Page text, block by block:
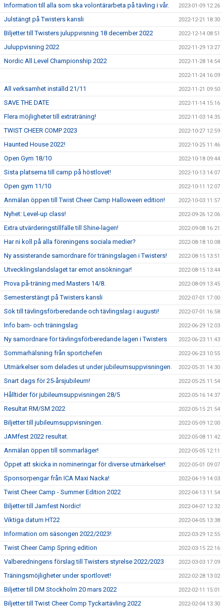
Information till alla som ska volontärarbeta på tävling i vår. 2023-01-09 12:26
Julstängt på Twisters kansli 2022-12-21 18:30
Biljetter till Twisters juluppvisning 18 december 2022 2022-12-14 08:51
Juluppvisning 2022 2022-11-29 13:27
Nordic All Level Championship 2022 2022-11-28 14:54
2022-11-24 16:09
All verksamhet inställd 21/11 2022-11-21 09:50
SAVE THE DATE 2022-11-14 15:16
Flera möjligheter till extraträning! 2022-11-03 14:35
TWIST CHEER COMP 2023 2022-10-27 12:59
Haunted House 2022! 2022-10-25 11:46
Open Gym 18/10 2022-10-18 09:44
Sista platserna till camp på höstlovet! 2022-10-13 14:07
Open gym 11/10 2022-10-11 12:07
Anmälan öppen till Twist Cheer Camp Halloween edition! 2022-10-03 11:57
Nyhet: Level-up class! 2022-09-26 12:06
Extra utvärderingstillfälle till Shine-lagen! 2022-09-08 16:21
Har ni koll på alla föreningens sociala medier? 2022-08-18 10:08
Ny assisterande samordnare för träningslagen i Twisters! 2022-08-15 13:51
Utvecklingslandslaget tar emot ansökningar! 2022-08-15 13:44
Prova på-träning med Masters 14/8. 2022-08-09 13:45
Semesterstängt på Twisters kansli 2022-07-01 17:00
Sök till tävlingsförberedande och tävlingslag i augusti! 2022-07-01 16:58
Info barn- och träningslag 2022-06-29 12:03
Ny samordnare för tävlingsförberedande lagen i Twisters 2022-06-23 11:43
Sommarhälsning från sportchefen 2022-06-23 10:55
Utmärkelser som delades ut under jubileumsuppvisningen. 2022-05-31 14:30
Snart dags för 25-årsjubileum! 2022-05-25 11:54
Hålltider för jubileumsuppvisningen 28/5 2022-05-16 14:37
Resultat RM/SM 2022 2022-05-15 21:54
Biljetter till jubileumsuppvisningen. 2022-05-09 12:00
JAMfest 2022 resultat. 2022-05-08 11:42
Anmälan öppen till sommarläger! 2022-05-05 12:11
Öppet att skicka in nomineringar för diverse utmärkelser! 2022-05-01 09:07
Sponsorpengar från ICA Maxi Nacka! 2022-04-19 14:03
Twist Cheer Camp - Summer Edition 2022 2022-04-13 11:54
Biljetter till Jamfest Nordic! 2022-04-07 12:32
Viktiga datum HT22 2022-04-05 13:38
Information om säsongen 2022/2023! 2022-03-29 12:55
Twist Cheer Camp Spring edition 2022-03-15 22:16
Valberedningens förslag till Twisters styrelse 2022/2023 2022-03-03 17:09
Träningsmöjligheter under sportlovet! 2022-02-28 13:02
Biljetter till DM Stockholm 20 mars 2022 2022-02-11 15:01
Biljetter till Twist Cheer Comp Tyckartävling 2022 2022-02-04 13:30